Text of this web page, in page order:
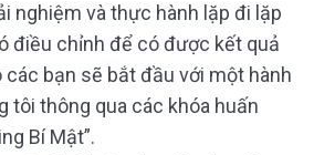
nghiệm và thực hành lặp đi lặp
điều chỉnh để có được kết quả
bạn sẽ bắt đầu với một hành
tôi thông qua các khóa huấn
Bí Mật”.